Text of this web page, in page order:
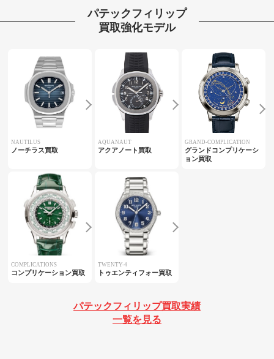
パテックフィリップ
買取強化モデル
NAUTILUS
ノーチラス買取
AQUANAUT
アクアノート買取
GRAND-COMPLICATION
グランドコンプリケーシ
ョン買取
COMPLICATIONS
コンプリケーション買取
TWENTY-4
トゥエンティフォー買取
パテックフィリップ買取実績
一覧を見る